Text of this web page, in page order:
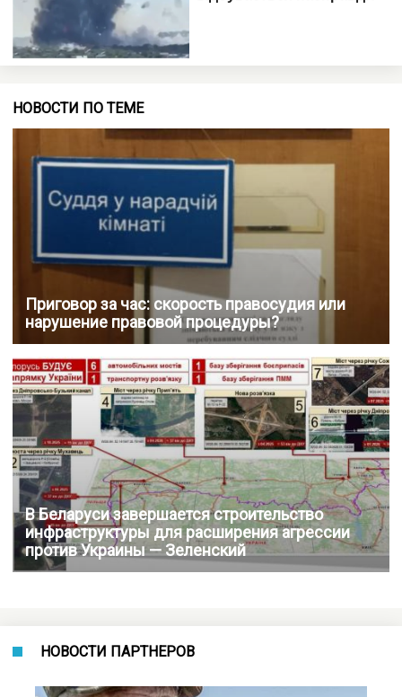
НОВОСТИ ПО ТЕМЕ
Приговор за час: скорость правосудия или
нарушение правовой процедуры?
В Беларуси завершается строительство
инфраструктуры для расширения агрессии
против Украины — Зеленский
НОВОСТИ ПАРТНЕРОВ